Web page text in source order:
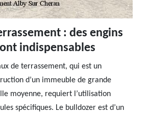
: des engins
indispensables
de terrassement, qui est un
d’un immeuble de grande
moyenne, requiert l’utilisation
spécifiques. Le bulldozer est d’un